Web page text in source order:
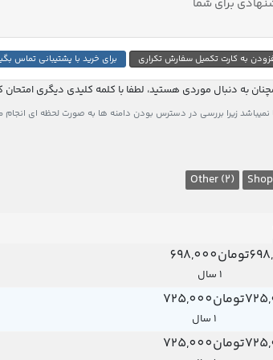
برای شما
به کارت تکمیل سفارش تکراری برای خرید با پشتیبانی تماس
به دنبال موردی هستید، لطفا با کلمه کلیدی دیگری امتحان
زیرا بررسی در دسترس بودن دامنه ها به صورت لحظه ای انجام
Other (2)
تومان698,000
1 سال
تومان725,000
1 سال
تومان725,000